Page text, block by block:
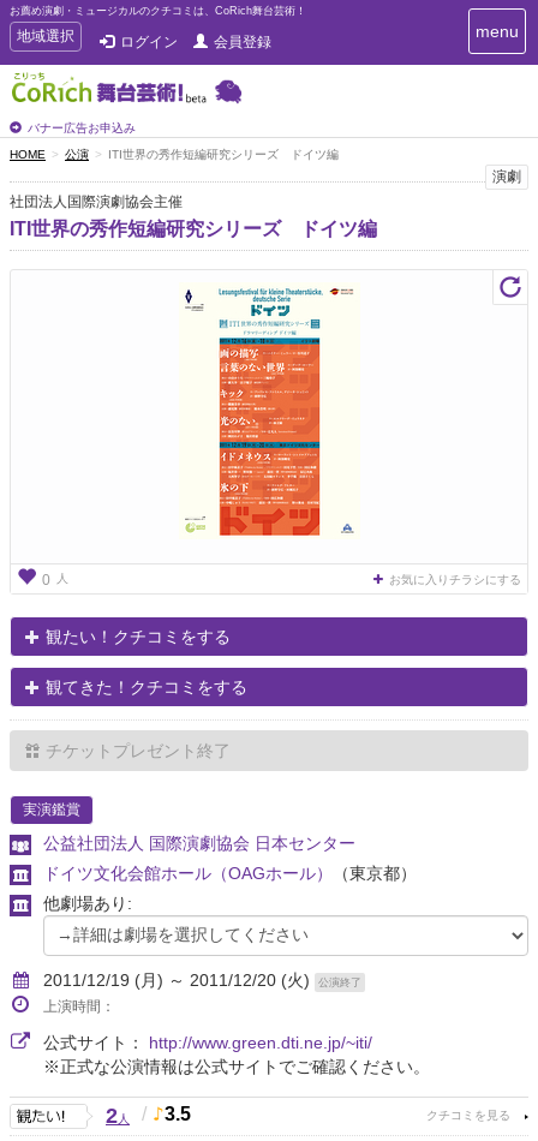
お薦め演劇・ミュージカルのクチコミは、CoRich舞台芸術！
T
o
g
g
e
n
a
v
i
g
地域選択 ログイン 会員登録
バナー広告お申込み
T
o
i
g
menu
HOME 公演 ITI世界の秀作短編研究シリーズ ドイツ編
演劇
社団法人国際演劇協会主催
ITI世界の秀作短編研究シリーズ ドイツ編
0 人 お気に入りチラシにする
観たい！クチコミをする
観てきた！クチコミをする
チケットプレゼント終了
実演鑑賞
公益社団法人 国際演劇協会 日本センター
ドイツ文化会館ホール（OAGホール）
（東京都）
他劇場あり:
2011/12/19 (月) ～ 2011/12/20 (火) 公演終了
上演時間：
公式サイト： http://www.green.dti.ne.jp/~iti/
※正式な公演情報は公式サイトでご確認ください。
2人 / 3.5